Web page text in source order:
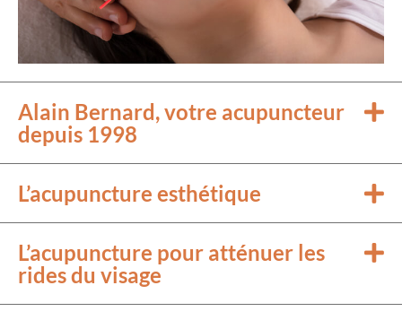
Alain Bernard, votre acupuncteur
depuis 1998
L’acupuncture esthétique
L’acupuncture pour atténuer les
rides du visage